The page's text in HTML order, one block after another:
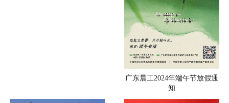
广东晨工2024年端午节放假通
知